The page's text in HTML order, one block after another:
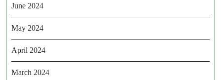
June 2024
May 2024
April 2024
March 2024